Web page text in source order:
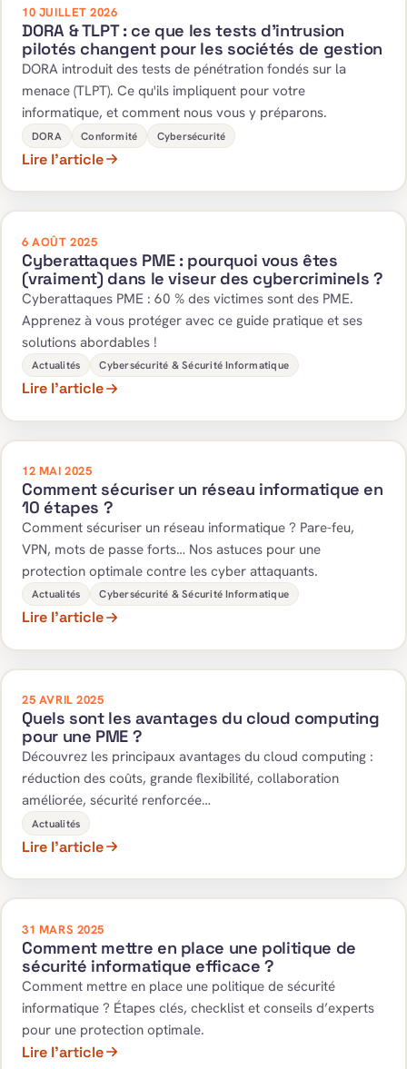
10 JUILLET 2026
DORA & TLPT : ce que les tests d'intrusion
pilotés changent pour les sociétés de gestion
DORA introduit des tests de pénétration fondés sur la
menace (TLPT). Ce qu'ils impliquent pour votre
informatique, et comment nous vous y préparons.
DORA Conformité Cybersécurité
Lire l’article
6 AOÛT 2025
Cyberattaques PME : pourquoi vous êtes
(vraiment) dans le viseur des cybercriminels ?
Cyberattaques PME : 60 % des victimes sont des PME.
Apprenez à vous protéger avec ce guide pratique et ses
solutions abordables !
Actualités Cybersécurité & Sécurité Informatique
Lire l’article
12 MAI 2025
Comment sécuriser un réseau informatique en
10 étapes ?
Comment sécuriser un réseau informatique ? Pare-feu,
VPN, mots de passe forts… Nos astuces pour une
protection optimale contre les cyber attaquants.
Actualités Cybersécurité & Sécurité Informatique
Lire l’article
25 AVRIL 2025
Quels sont les avantages du cloud computing
pour une PME ?
Découvrez les principaux avantages du cloud computing :
réduction des coûts, grande flexibilité, collaboration
améliorée, sécurité renforcée…
Actualités
Lire l’article
31 MARS 2025
Comment mettre en place une politique de
sécurité informatique efficace ?
Comment mettre en place une politique de sécurité
informatique ? Étapes clés, checklist et conseils d’experts
pour une protection optimale.
Lire l’article